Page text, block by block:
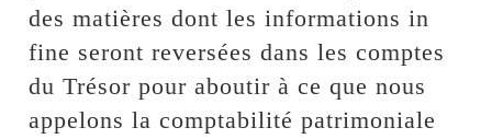
des matières dont les informations in
fine seront reversées dans les comptes
du Trésor pour aboutir à ce que nous
appelons la comptabilité patrimoniale